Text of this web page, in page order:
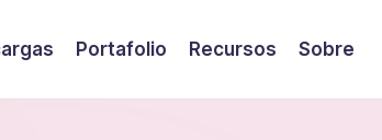
Portafolio Recursos Sobre